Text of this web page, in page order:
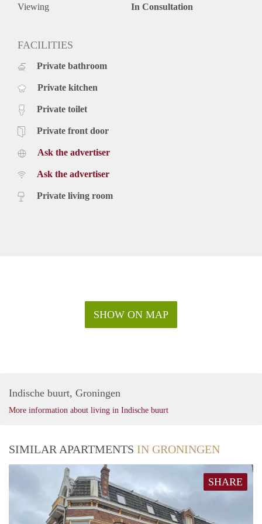
Viewing In Consultation
FACILITIES
Private bathroom
Private kitchen
Private toilet
Private front door
Ask the advertiser
Ask the advertiser
Private living room
SHOW ON MAP
Indische buurt, Groningen
More information about living in Indische buurt
SIMILAR APARTMENTS IN GRONINGEN
SHARE